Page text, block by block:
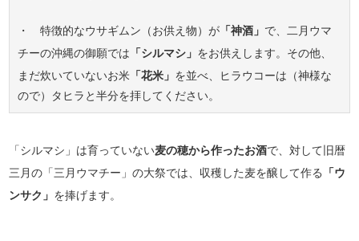
・ 特徴的なウサギムン（お供え物）が 「神酒」 で、二月ウマ
チーの沖縄の御願では 「シルマシ」 をお供えします。その他、
まだ炊いていないお米 「花米」 を並べ、ヒラウコーは（神様な
ので）タヒラと半分を拝してください。
「シルマシ」は育っていない麦の穂から作ったお酒で、対して旧暦
三月の「三月ウマチー」の大祭では、収穫した麦を醸して作る
「ウ
ンサク」 を捧げます。